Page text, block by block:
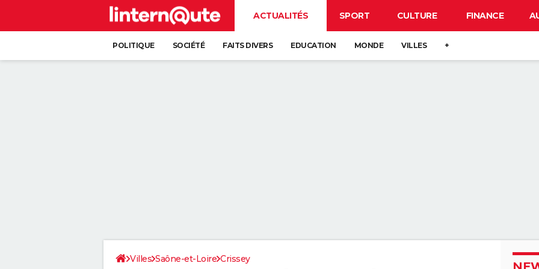
ACTUALITÉS SPORT CULTURE FINANCE
POLITIQUE SOCIÉTÉ FAITS DIVERS EDUCATION MONDE VILLES +
Villes Saône-et-Loire Crissey